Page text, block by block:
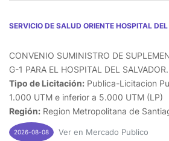
SERVICIO DE SALUD ORIENTE HOSPITAL
CONVENIO SUMINISTRO DE
G-1 PARA EL HOSPITAL DEL
Tipo de Licitación: Publica-Licitacion
1.000 UTM e inferior a 5.000 UTM (LP)
Región: Region Metropolitana de
2026-08-08 Ver en Mercado Publico